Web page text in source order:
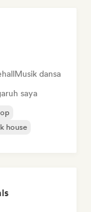
Musik dansa
saya
house